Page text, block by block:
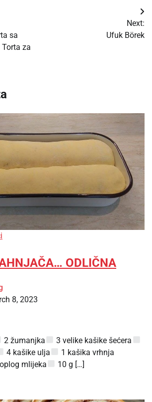
sa
za
Next:
Ufuk Börek
ODLIČNA
8, 2023
2 žumanjka
3 velike kašike šećera
4 kašike ulja
1 kašika vrhnja
mlijeka 10 g […]